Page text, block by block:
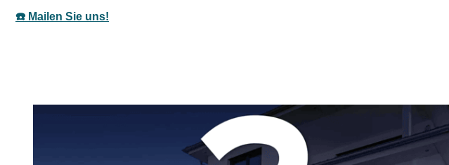
☎️ Mailen Sie uns!